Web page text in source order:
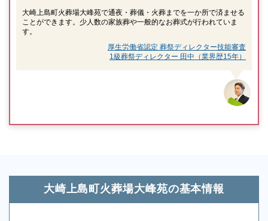
大崎上島町火葬場大峰苑で通夜・葬儀・火葬までを一か所で済ませる
ことができます。少人数の家族葬や一般的なお葬式が行われていま
す。
厚生労働省認定 葬祭ディレクター技能審査
1級葬祭ディレクター 田中（業界歴15年）
大崎上島町火葬場大峰苑の基本情報